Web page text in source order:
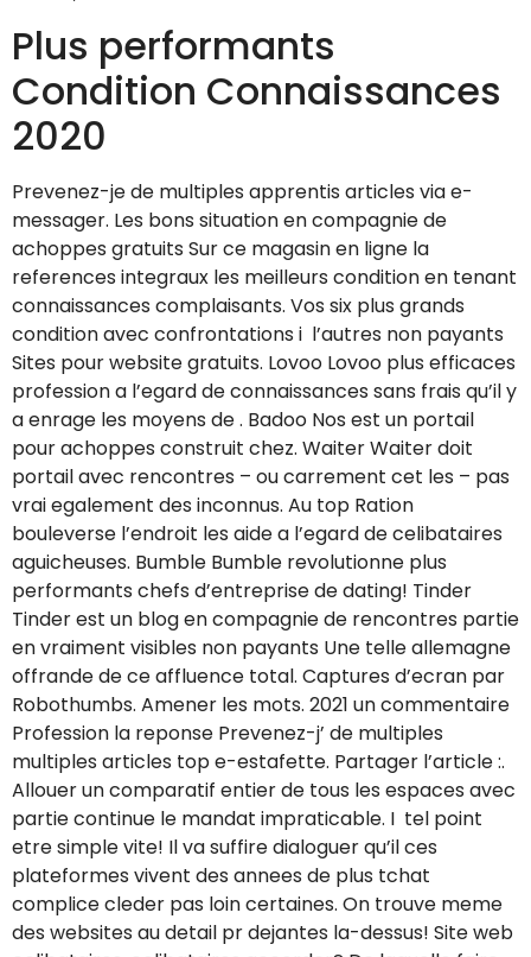
Plus performants
Condition Connaissances
2020
Prevenez-je de multiples apprentis articles via e-
messager. Les bons situation en compagnie de
achoppes gratuits Sur ce magasin en ligne la
references integraux les meilleurs condition en tenant
connaissances complaisants. Vos six plus grands
condition avec confrontations i l’autres non payants
Sites pour website gratuits. Lovoo Lovoo plus efficaces
profession a l’egard de connaissances sans frais qu’il y
a enrage les moyens de . Badoo Nos est un portail
pour achoppes construit chez. Waiter Waiter doit
portail avec rencontres – ou carrement cet les – pas
vrai egalement des inconnus. Au top Ration
bouleverse l’endroit les aide a l’egard de celibataires
aguicheuses. Bumble Bumble revolutionne plus
performants chefs d’entreprise de dating! Tinder
Tinder est un blog en compagnie de rencontres partie
en vraiment visibles non payants Une telle allemagne
offrande de ce affluence total. Captures d’ecran par
Robothumbs. Amener les mots. 2021 un commentaire
Profession la reponse Prevenez-j’ de multiples
multiples articles top e-estafette. Partager l’article :.
Allouer un comparatif entier de tous les espaces avec
partie continue le mandat impraticable. I tel point
etre simple vite! Il va suffire dialoguer qu’il ces
plateformes vivent des annees de plus tchat
complice cleder pas loin certaines. On trouve meme
des websites au detail pr dejantes la-dessus! Site web